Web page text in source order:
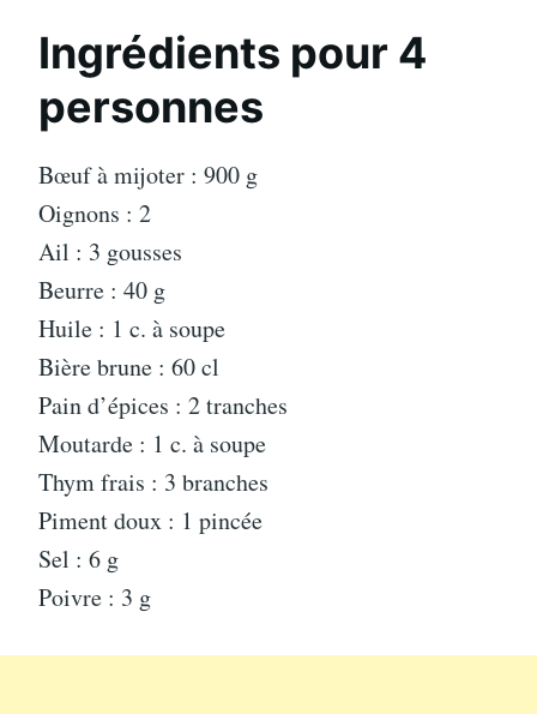
Ingrédients pour 4
personnes
Bœuf à mijoter : 900 g
Oignons : 2
Ail : 3 gousses
Beurre : 40 g
Huile : 1 c. à soupe
Bière brune : 60 cl
Pain d’épices : 2 tranches
Moutarde : 1 c. à soupe
Thym frais : 3 branches
Piment doux : 1 pincée
Sel : 6 g
Poivre : 3 g